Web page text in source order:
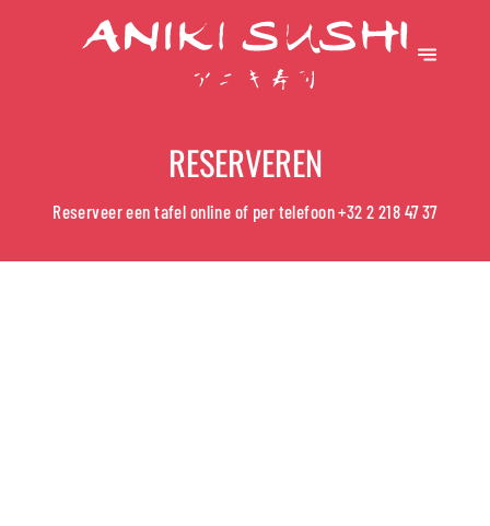
RESERVEREN
Reserveer een tafel online of per telefoon+32 2 218 47 37